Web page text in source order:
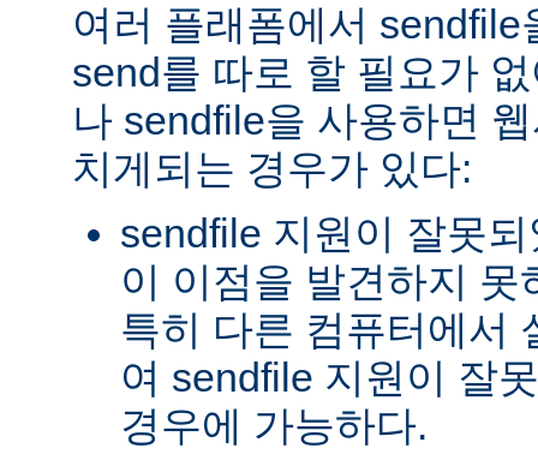
여러 플래폼에서
send를 따로 할 필요가
나 sendfile을 사용하면
치게되는 경우가 있다:
sendfile 지원이 잘못
이 이점을 발견하지
특히 다른 컴퓨터에서
여 sendfile 지원이 잘
경우에 가능하다.